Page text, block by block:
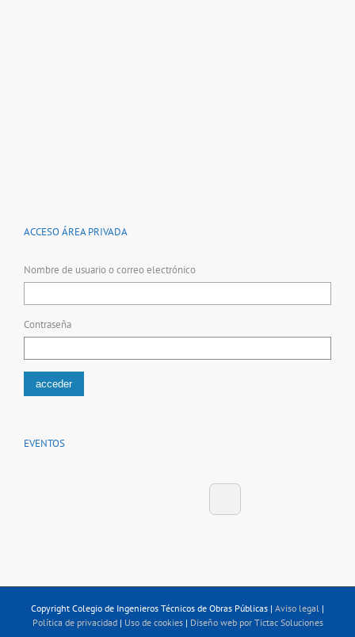
ACCESO ÁREA PRIVADA
Nombre de usuario o correo electrónico
Contraseña
EVENTOS
Copyright Colegio de Ingenieros Técnicos de Obras Públicas | Aviso legal |
Política de privacidad| Uso de cookies| Diseño web por Tictac Soluciones